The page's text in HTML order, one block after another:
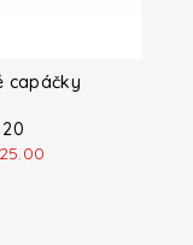
capáčky
20
25.00